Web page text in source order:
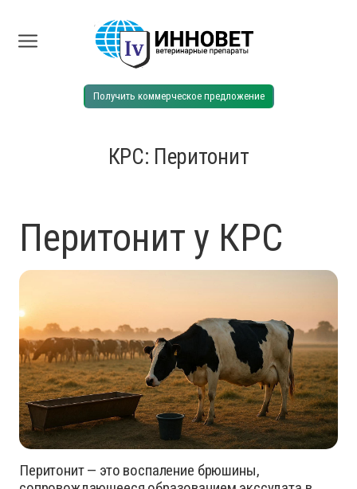
Получить коммерческое предложение
КРС: Перитонит
Перитонит у КРС
Перитонит — это воспаление брюшины,